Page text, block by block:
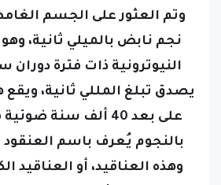
نجم نابض بالميلي ثانية،
النيوترونية ذات فترة
يصدق تبلغ المللي ثانية، ويقع
على بعد 40 ألف سنة
بالنجوم يُعرف باسم العنقود
وهذه العناقيد، أو العناقيد
مجموعات كثيفة من النجوم